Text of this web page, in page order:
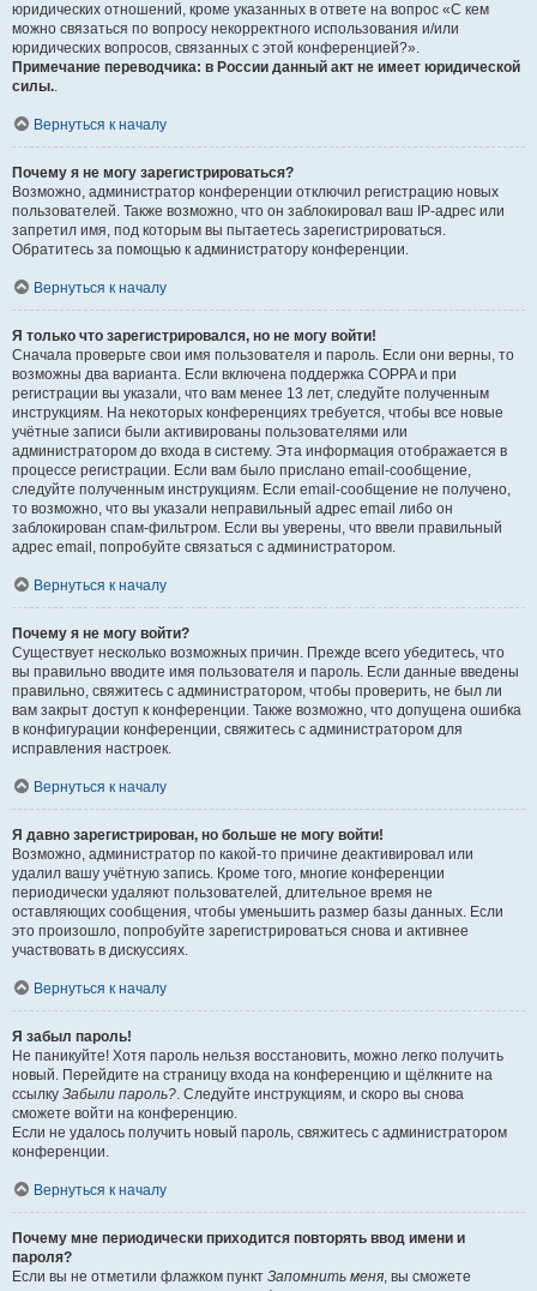
юридических отношений, кроме указанных в ответе на вопрос «С кем
можно связаться по вопросу некорректного использования и/или
юридических вопросов, связанных с этой конференцией?».
Примечание переводчика: в России данный акт не имеет юридической
силы..
Вернуться к началу
Почему я не могу зарегистрироваться?
Возможно, администратор конференции отключил регистрацию новых
пользователей. Также возможно, что он заблокировал ваш IP-адрес или
запретил имя, под которым вы пытаетесь зарегистрироваться.
Обратитесь за помощью к администратору конференции.
Вернуться к началу
Я только что зарегистрировался, но не могу войти!
Сначала проверьте свои имя пользователя и пароль. Если они верны, то
возможны два варианта. Если включена поддержка COPPA и при
регистрации вы указали, что вам менее 13 лет, следуйте полученным
инструкциям. На некоторых конференциях требуется, чтобы все новые
учётные записи были активированы пользователями или
администратором до входа в систему. Эта информация отображается в
процессе регистрации. Если вам было прислано email-сообщение,
следуйте полученным инструкциям. Если email-сообщение не получено,
то возможно, что вы указали неправильный адрес email либо он
заблокирован спам-фильтром. Если вы уверены, что ввели правильный
адрес email, попробуйте связаться с администратором.
Вернуться к началу
Почему я не могу войти?
Существует несколько возможных причин. Прежде всего убедитесь, что
вы правильно вводите имя пользователя и пароль. Если данные введены
правильно, свяжитесь с администратором, чтобы проверить, не был ли
вам закрыт доступ к конференции. Также возможно, что допущена ошибка
в конфигурации конференции, свяжитесь с администратором для
исправления настроек.
Вернуться к началу
Я давно зарегистрирован, но больше не могу войти!
Возможно, администратор по какой-то причине деактивировал или
удалил вашу учётную запись. Кроме того, многие конференции
периодически удаляют пользователей, длительное время не
оставляющих сообщения, чтобы уменьшить размер базы данных. Если
это произошло, попробуйте зарегистрироваться снова и активнее
участвовать в дискуссиях.
Вернуться к началу
Я забыл пароль!
Не паникуйте! Хотя пароль нельзя восстановить, можно легко получить
новый. Перейдите на страницу входа на конференцию и щёлкните на
ссылку Забыли пароль?. Следуйте инструкциям, и скоро вы снова
сможете войти на конференцию.
Если не удалось получить новый пароль, свяжитесь с администратором
конференции.
Вернуться к началу
Почему мне периодически приходится повторять ввод имени и
пароля?
Если вы не отметили флажком пункт Запомнить меня, вы сможете